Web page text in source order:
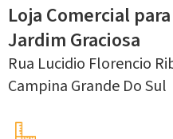
Loja Comercial
Jardim Graciosa
Rua Lucidio Florencio
Campina Grande Do Sul